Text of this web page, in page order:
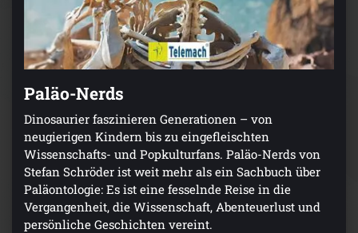
Paläo-Nerds
Dinosaurier faszinieren Generationen – von
neugierigen Kindern bis zu eingefleischten
Wissenschafts- und Popkulturfans. Paläo-Nerds von
Stefan Schröder ist weit mehr als ein Sachbuch über
Paläontologie: Es ist eine fesselnde Reise in die
Vergangenheit, die Wissenschaft, Abenteuerlust und
persönliche Geschichten vereint.